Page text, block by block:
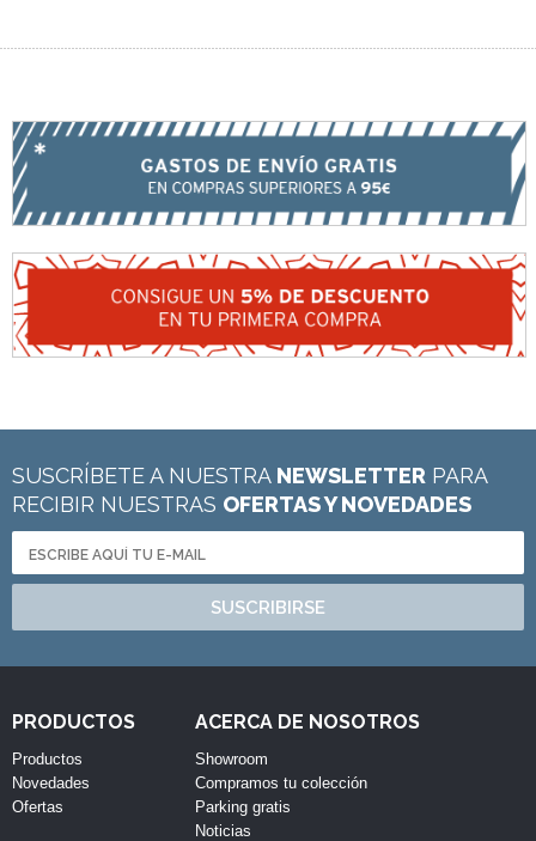
SUSCRÍBETE A NUESTRA NEWSLETTER PARA
RECIBIR NUESTRAS OFERTAS Y NOVEDADES
SUSCRIBIRSE
PRODUCTOS
Productos
Novedades
Ofertas
ACERCA DE NOSOTROS
Showroom
Compramos tu colección
Parking gratis
Noticias